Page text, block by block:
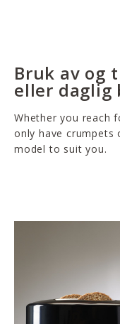
Bruk av og
eller daglig
Whether you reach
only have crumpets
model to suit you.